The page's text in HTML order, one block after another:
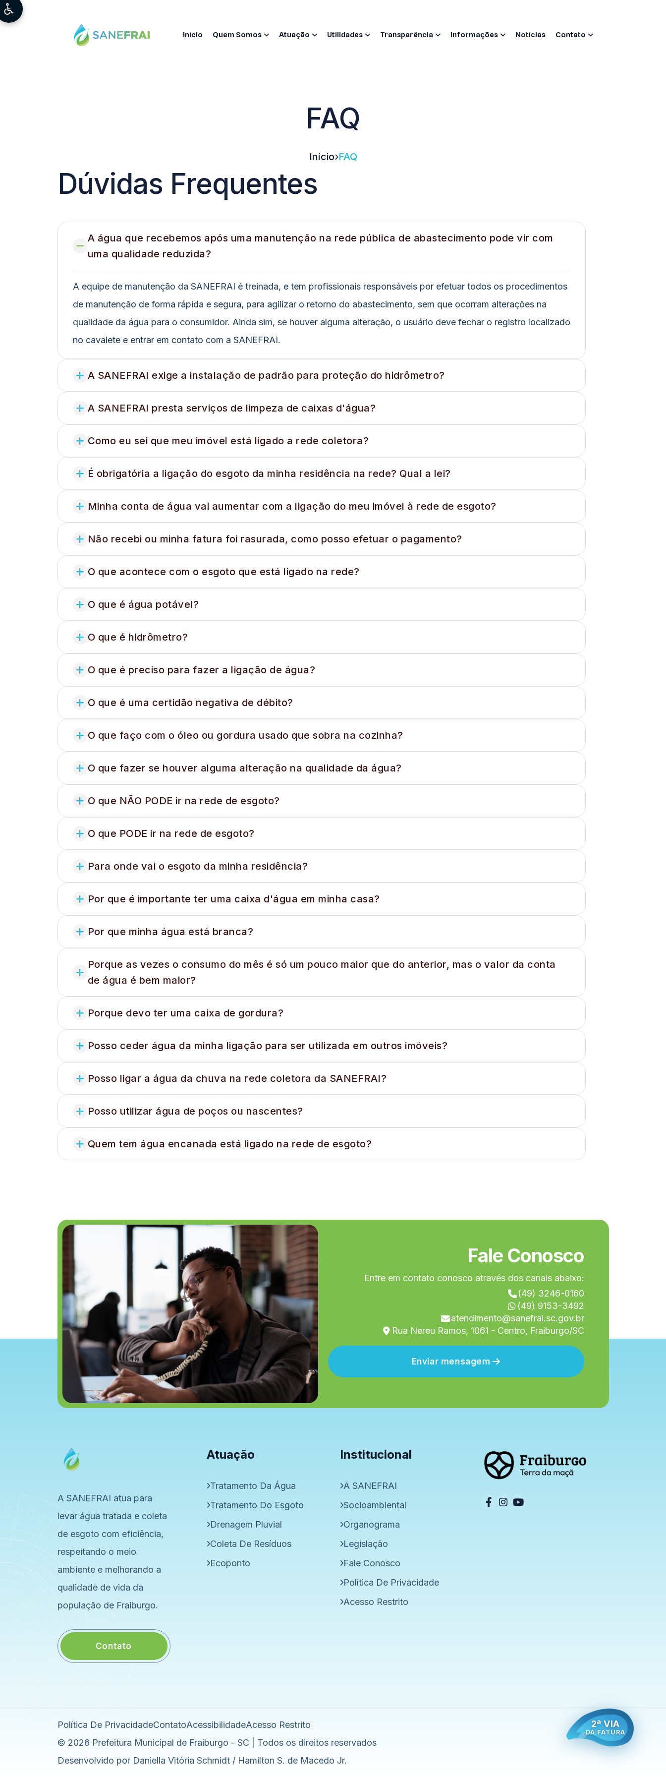
Início Quem Somos Atuação Utilidades Transparência Informações Notícias Contato
FAQ
Início FAQ
Dúvidas Frequentes
A água que recebemos após uma manutenção na rede pública de abastecimento pode vir com
uma qualidade reduzida?
A equipe de manutenção da SANEFRAI é treinada, e tem profissionais responsáveis por efetuar todos os procedimentos
de manutenção de forma rápida e segura, para agilizar o retorno do abastecimento, sem que ocorram alterações na
qualidade da água para o consumidor. Ainda sim, se houver alguma alteração, o usuário deve fechar o registro localizado
no cavalete e entrar em contato com a SANEFRAI.
A SANEFRAI exige a instalação de padrão para proteção do hidrômetro?
A SANEFRAI presta serviços de limpeza de caixas d'água?
Como eu sei que meu imóvel está ligado a rede coletora?
É obrigatória a ligação do esgoto da minha residência na rede? Qual a lei?
Minha conta de água vai aumentar com a ligação do meu imóvel à rede de esgoto?
Não recebi ou minha fatura foi rasurada, como posso efetuar o pagamento?
O que acontece com o esgoto que está ligado na rede?
O que é água potável?
O que é hidrômetro?
O que é preciso para fazer a ligação de água?
O que é uma certidão negativa de débito?
O que faço com o óleo ou gordura usado que sobra na cozinha?
O que fazer se houver alguma alteração na qualidade da água?
O que NÃO PODE ir na rede de esgoto?
O que PODE ir na rede de esgoto?
Para onde vai o esgoto da minha residência?
Por que é importante ter uma caixa d'água em minha casa?
Por que minha água está branca?
Porque as vezes o consumo do mês é só um pouco maior que do anterior, mas o valor da conta
de água é bem maior?
Porque devo ter uma caixa de gordura?
Posso ceder água da minha ligação para ser utilizada em outros imóveis?
Posso ligar a água da chuva na rede coletora da SANEFRAI?
Posso utilizar água de poços ou nascentes?
Quem tem água encanada está ligado na rede de esgoto?
Fale Conosco
Entre em contato conosco através dos canais abaixo:
(49) 3246-0160
(49) 9153-3492
atendimento@sanefrai.sc.gov.br
Rua Nereu Ramos, 1061 - Centro, Fraiburgo/SC
Enviar mensagem
A SANEFRAI atua para
levar água tratada e coleta
de esgoto com eficiência,
respeitando o meio
ambiente e melhorando a
qualidade de vida da
população de Fraiburgo.
Contato
Atuação
Tratamento Da Água
Tratamento Do Esgoto
Drenagem Pluvial
Coleta De Resíduos
Ecoponto
Institucional
A SANEFRAI
Socioambiental
Organograma
Legislação
Fale Conosco
Política De Privacidade
Acesso Restrito
© 2026 Prefeitura Municipal de Fraiburgo - SC | Todos os direitos reservados
Desenvolvido por Daniella Vitória Schmidt / Hamilton S. de Macedo Jr.
Política De PrivacidadeContatoAcessibilidadeAcesso Restrito 2ª VIA
DA FATURA